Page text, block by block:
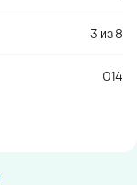
3 из8
014